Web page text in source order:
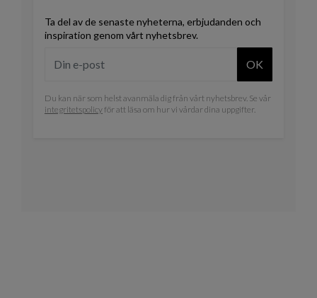
Ta del av de senaste nyheterna, erbjudanden och
inspiration genom vårt nyhetsbrev.
OK
Du kan när som helst avanmäla dig från vårt nyhetsbrev. Se vår
integritetspolicyför att läsa om hur vi vårdar dina uppgifter.